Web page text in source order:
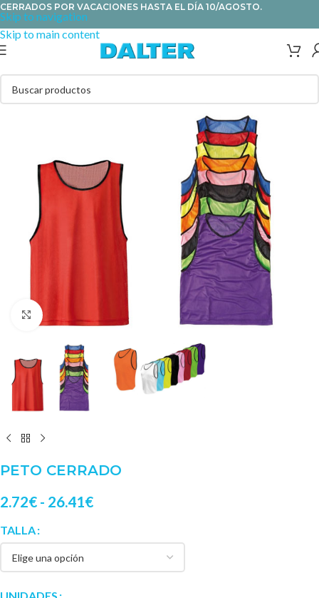
Skip to navigation
Skip to main content
CERRADOS POR VACACIONES HASTA EL DÍA 10/AGOSTO.
Clic para ampliar
PETO CERRADO
2.72€ - 26.41€
TALLA